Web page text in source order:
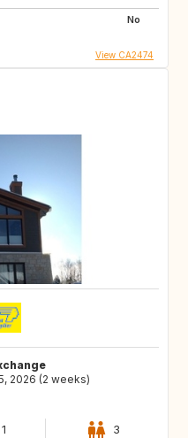
No
View CA2474
2026 (2 weeks)
1 3